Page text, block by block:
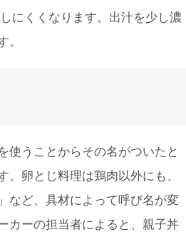
にくくなります。出汁を少し濃
。
使うことからその名がついたと
卵とじ料理は鶏肉以外にも、
など、具材によって呼び名が変
カーの担当者によると、親子丼